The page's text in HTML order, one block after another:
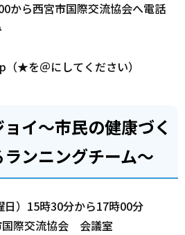
から西宮市国際交流協会へ電話
★を＠にしてください）
イ～市民の健康づく
ンニングチーム～
日）15時30分から17時00分
国際交流協会 会議室